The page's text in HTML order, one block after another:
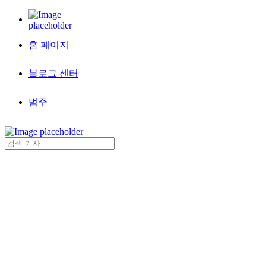
홈 페이지
블로그 센터
범주